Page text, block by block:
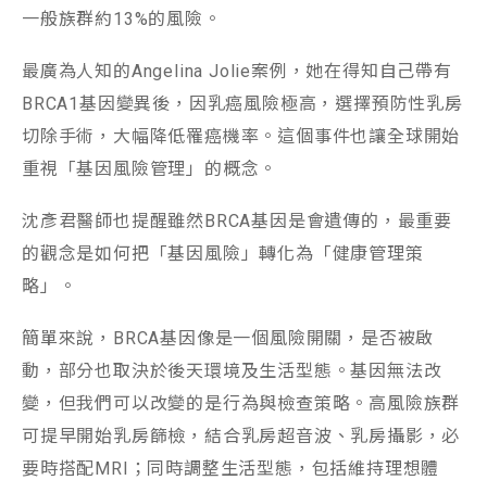
一般族群約13%的風險。
最廣為人知的Angelina Jolie案例，她在得知自己帶有
BRCA1基因變異後，因乳癌風險極高，選擇預防性乳房
切除手術，大幅降低罹癌機率。這個事件也讓全球開始
重視「基因風險管理」的概念。
沈彥君醫師也提醒雖然BRCA基因是會遺傳的，最重要
的觀念是如何把「基因風險」轉化為「健康管理策
略」。
簡單來說，BRCA基因像是一個風險開關，是否被啟
動，部分也取決於後天環境及生活型態。基因無法改
變，但我們可以改變的是行為與檢查策略。高風險族群
可提早開始乳房篩檢，結合乳房超音波、乳房攝影，必
要時搭配MRI；同時調整生活型態，包括維持理想體